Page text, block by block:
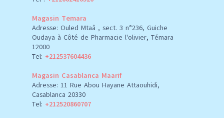
Magasin Temara
Adresse: Ouled Mtaâ , sect. 3 n°236, Guiche
Oudaya à Côté de Pharmacie l'olivier, Témara
12000
Tel: +212537604436
Magasin Casablanca Maarif
Adresse: 11 Rue Abou Hayane Attaouhidi,
Casablanca 20330
Tel: +212520860707